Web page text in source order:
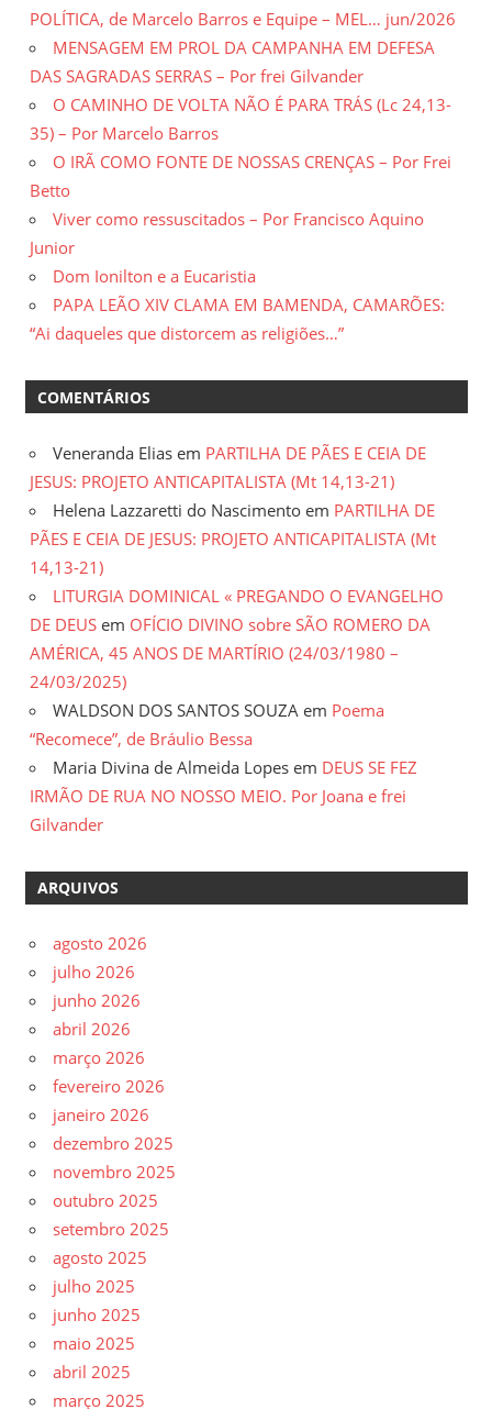
POLÍTICA, de Marcelo Barros e Equipe – MEL… jun/2026
MENSAGEM EM PROL DA CAMPANHA EM DEFESA
DAS SAGRADAS SERRAS – Por frei Gilvander
O CAMINHO DE VOLTA NÃO É PARA TRÁS (Lc 24,13-
35) – Por Marcelo Barros
O IRÃ COMO FONTE DE NOSSAS CRENÇAS – Por Frei
Betto
Viver como ressuscitados – Por Francisco Aquino
Junior
Dom Ionilton e a Eucaristia
PAPA LEÃO XIV CLAMA EM BAMENDA, CAMARÕES:
“Ai daqueles que distorcem as religiões…”
COMENTÁRIOS
Veneranda Elias em PARTILHA DE PÃES E CEIA DE
JESUS: PROJETO ANTICAPITALISTA (Mt 14,13-21)
Helena Lazzaretti do Nascimento em PARTILHA DE
PÃES E CEIA DE JESUS: PROJETO ANTICAPITALISTA (Mt
14,13-21)
LITURGIA DOMINICAL « PREGANDO O EVANGELHO
DE DEUS em OFÍCIO DIVINO sobre SÃO ROMERO DA
AMÉRICA, 45 ANOS DE MARTÍRIO (24/03/1980 –
24/03/2025)
WALDSON DOS SANTOS SOUZA em Poema
“Recomece”, de Bráulio Bessa
Maria Divina de Almeida Lopes em DEUS SE FEZ
IRMÃO DE RUA NO NOSSO MEIO. Por Joana e frei
Gilvander
ARQUIVOS
agosto 2026
julho 2026
junho 2026
abril 2026
março 2026
fevereiro 2026
janeiro 2026
dezembro 2025
novembro 2025
outubro 2025
setembro 2025
agosto 2025
julho 2025
junho 2025
maio 2025
abril 2025
março 2025